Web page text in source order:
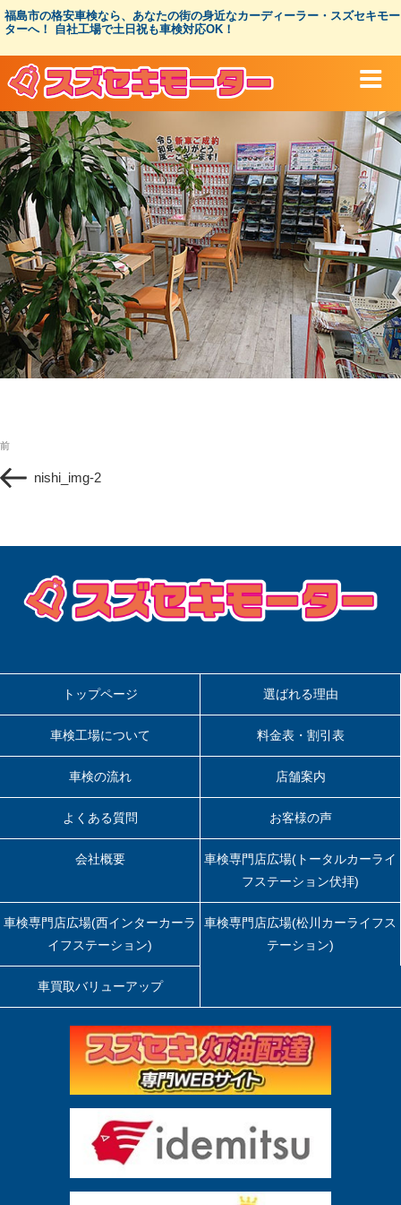
コ
ン
ツ
ス
キ
ッ
プ
福島市の格安車検なら、あなたの街の身近なカーディーラー・スズセキモー
ターへ！ 自社工場で土日祝も車検対応OK！
稿
ナ
ビ
シ
過
去
の
前
nishi_img-2
トップページ 選ばれる理由
車検工場について 料金表・割引表
車検の流れ 店舗案内
よくある質問 お客様の声
会社概要
車検専門店広場(トータルカーライ
フステーション伏拝)
車検専門店広場(西インターカーラ
イフステーション)
車検専門店広場(松川カーライフス
テーション)
車買取バリューアップ